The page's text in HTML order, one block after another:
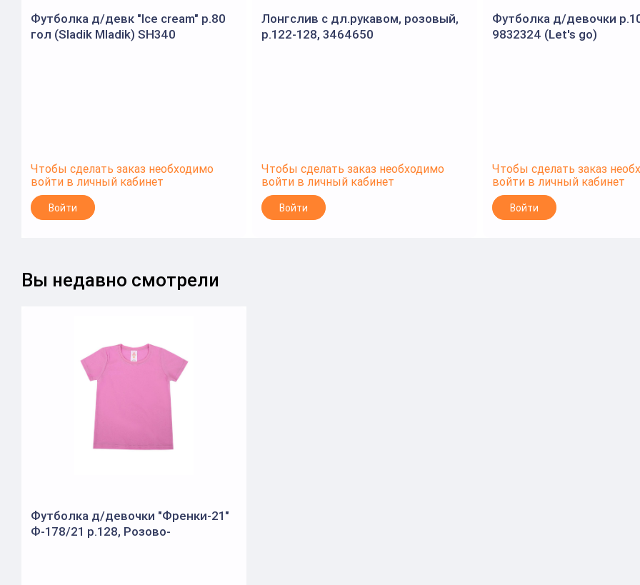
Футболка д/девк "Ice cream" р.80
гол (Sladik Mladik) SH340
Чтобы сделать заказ необходимо
войти в личный кабинет
Войти
Лонгслив с дл.рукавом, розовый,
р.122-128, 3464650
Чтобы сделать заказ необходимо
войти в личный кабинет
Войти
Футболка д/девочки
9832324 (Let's go)
Чтобы сделать заказ
войти в личный кабинет
Войти
Вы недавно смотрели
Футболка д/девочки "Френки-21"
Ф-178/21 р.128, Розово-